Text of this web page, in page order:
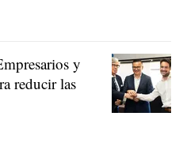
y
reducir las